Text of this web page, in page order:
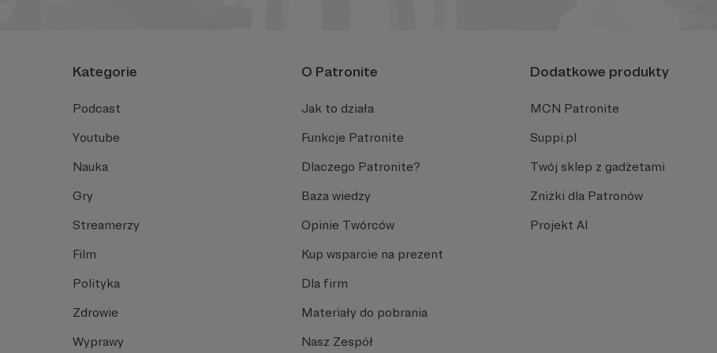
Kategorie
Podcast
Youtube
Nauka
Gry
Streamerzy
Film
Polityka
Zdrowie
Wyprawy
O Patronite
Jak to działa
Funkcje Patronite
Dlaczego Patronite?
Baza wiedzy
Opinie Twórców
Kup wsparcie na prezent
Dla firm
Materiały do pobrania
Nasz Zespół
Dodatkowe produkty
MCN Patronite
Suppi.pl
Twój sklep z gadżetami
Zniżki dla Patronów
Projekt AI